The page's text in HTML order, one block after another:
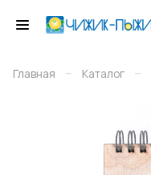
Главная – Каталог –